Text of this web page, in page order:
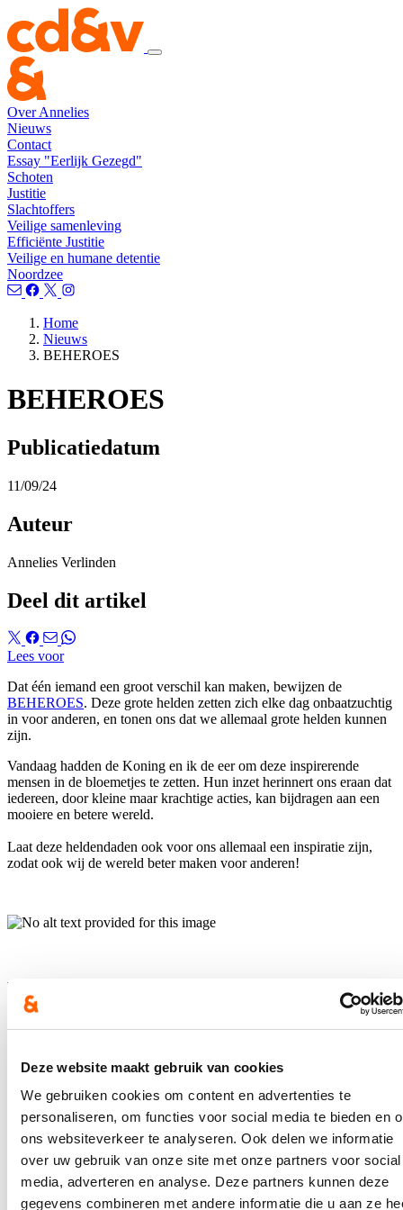
Deze website maakt gebruik van cookies
We gebruiken cookies om content en advertenties te
personaliseren, om functies voor social media te bieden en
ons websiteverkeer te analyseren. Ook delen we informatie
over uw gebruik van onze site met onze partners voor social
media, adverteren en analyse. Deze partners kunnen deze
gegevens combineren met andere informatie die u aan ze
Over Annelies
Nieuws
Contact
Essay "Eerlijk Gezegd"
Schoten
Justitie
Slachtoffers
Veilige samenleving
Efficiënte Justitie
Veilige en humane detentie
Noordzee
Home
Nieuws
BEHEROES
BEHEROES
Publicatiedatum
11/09/24
Auteur
Annelies Verlinden
Deel dit artikel
Lees voor
Dat één iemand een groot verschil kan maken, bewijzen de
BEHEROES. Deze grote helden zetten zich elke dag onbaatzuchtig
in voor anderen, en tonen ons dat we allemaal grote helden kunnen
zijn.
Vandaag hadden de Koning en ik de eer om deze inspirerende
mensen in de bloemetjes te zetten. Hun inzet herinnert ons eraan dat
iedereen, door kleine maar krachtige acties, kan bijdragen aan een
mooiere en betere wereld.
Laat deze heldendaden ook voor ons allemaal een inspiratie zijn,
zodat ook wij de wereld beter maken voor anderen!
Hou me op de hoogte
Ontvang mijn nieuwsbrief.
E-mailadres
Ja, ik wens de nieuwsbrief van Annelies Verlinden te ontvangen op
bovenstaand mailadres*
hier om de privacyvoorwaarden te raadplegen